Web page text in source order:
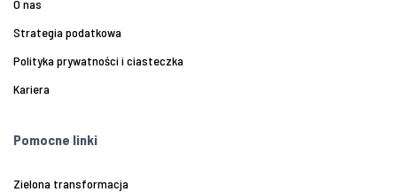
O nas
Strategia podatkowa
Polityka prywatności i ciasteczka
Kariera
Pomocne linki
Zielona transformacja